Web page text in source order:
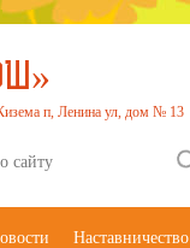
п, Ленина ул, дом № 13
Наставничество